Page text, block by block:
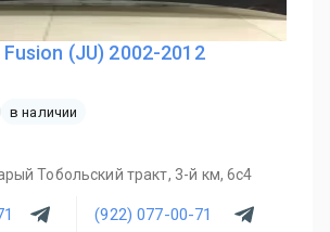
(JU) 2002-2012
в наличии
Тобольский тракт, 3-й км, 6с4
(922) 077-00-71